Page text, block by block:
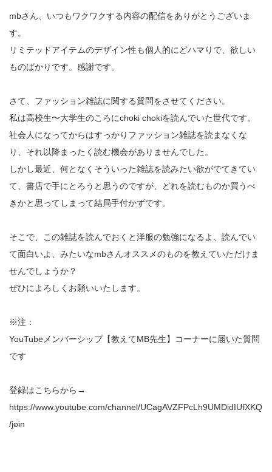
mbさん、いつもワクワクする内容の配信をありがとうございま
す。
リミテッドアイテムのデザイン性も個人的にどハマりで、欲しい
ものばかりです。感謝です。
さて、ファッション雑誌に関する質問をさせてください。
私は高校生〜大学生のころにchoki chokiを読んでいた世代です。
社会人になってからはすっかりファッション雑誌を読まなくな
り、それ以降まったく読む機会がありませんでした。
しかし最近、何となくそういった雑誌を読みたい欲がでてきてい
て、書店で手にとろうと思うのですが、どれを読むものか買うべ
きかと思ってしまって結局手付かずです。
そこで、この雑誌を読んでおくと洋服の勉強になるよ、読んでい
て面白いよ、みたいなmbさんオススメのものを教えていただけま
せんでしょうか？
ぜひによろしくお願いいたします。
※注：
YouTubeメンバーシップ【教えてMB先生】コーナーに届いた質問
です
登録はこちらから→
https://www.youtube.com/channel/UCagAVZFPcLh9UMDidIUfXKQ
/join